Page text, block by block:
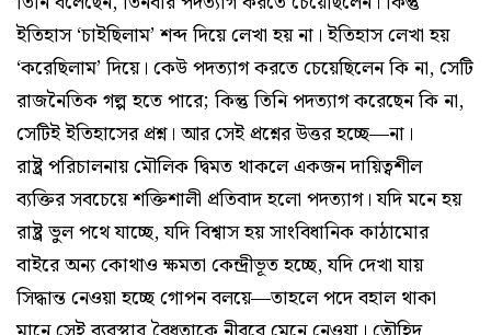
ইতিহাস ‘চাইছিলাম’ শব্দ দিয়ে লেখা হয় না। ইতিহাস লেখা হয়
‘করেছিলাম’ দিয়ে। কেউ পদত্যাগ করতে চেয়েছিলেন কি না, সেটি
রাজনৈতিক গল্প হতে পারে; কিন্তু তিনি পদত্যাগ করেছেন কি না,
সেটিই ইতিহাসের প্রশ্ন। আর সেই প্রশ্নের উত্তর হচ্ছে—না।
রাষ্ট্র পরিচালনায় মৌলিক দ্বিমত থাকলে একজন দায়িত্বশীল
ব্যক্তির সবচেয়ে শক্তিশালী প্রতিবাদ হলো পদত্যাগ। যদি মনে হয়
রাষ্ট্র ভুল পথে যাচ্ছে, যদি বিশ্বাস হয় সাংবিধানিক কাঠামোর
বাইরে অন্য কোথাও ক্ষমতা কেন্দ্রীভূত হচ্ছে, যদি দেখা যায়
সিদ্ধান্ত নেওয়া হচ্ছে গোপন বলয়ে—তাহলে পদে বহাল থাকা